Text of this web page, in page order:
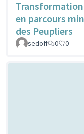
en parcours
des Peupliers
sedoff 0 0